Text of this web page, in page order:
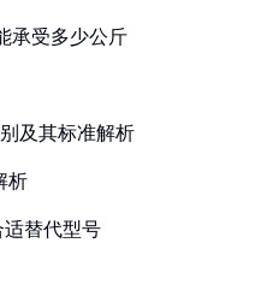
承受多少公斤
及其标准解析
析
适替代型号